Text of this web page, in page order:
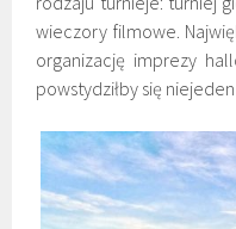
wieczory filmowe.
organizację imprezy
powstydziłby się